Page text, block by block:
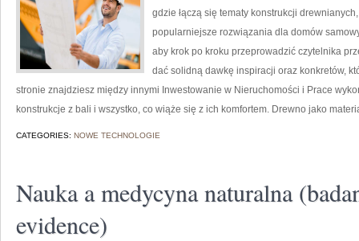
gdzie łączą się tematy konstrukcji
popularniejsze rozwiązania dla domów
aby krok po kroku przeprowadzić czytelnika
dać solidną dawkę inspiracji oraz konkretów,
stronie znajdziesz między innymi Inwestowanie w Nieruchomości i Prace
konstrukcje z bali i wszystko, co wiąże się z ich komfortem. Drewno jako
CATEGORIES: NOWE TECHNOLOGIE
Nauka a medycyna naturalna
evidence)